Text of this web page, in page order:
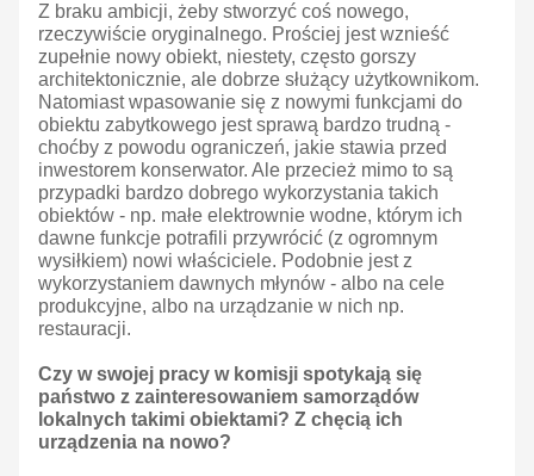
Z braku ambicji, żeby stworzyć coś nowego,
rzeczywiście oryginalnego. Prościej jest wznieść
zupełnie nowy obiekt, niestety, często gorszy
architektonicznie, ale dobrze służący użytkownikom.
Natomiast wpasowanie się z nowymi funkcjami do
obiektu zabytkowego jest sprawą bardzo trudną -
choćby z powodu ograniczeń, jakie stawia przed
inwestorem konserwator. Ale przecież mimo to są
przypadki bardzo dobrego wykorzystania takich
obiektów - np. małe elektrownie wodne, którym ich
dawne funkcje potrafili przywrócić (z ogromnym
wysiłkiem) nowi właściciele. Podobnie jest z
wykorzystaniem dawnych młynów - albo na cele
produkcyjne, albo na urządzanie w nich np.
restauracji.
Czy w swojej pracy w komisji spotykają się
państwo z zainteresowaniem samorządów
lokalnych takimi obiektami? Z chęcią ich
urządzenia na nowo?